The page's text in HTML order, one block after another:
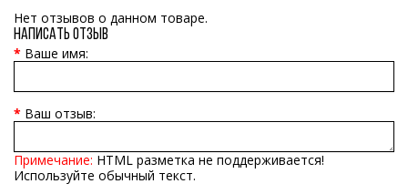
Нет отзывов о данном товаре.
Написать отзыв
Ваше имя:
Ваш отзыв:
Примечание: HTML разметка не поддерживается!
Используйте обычный текст.